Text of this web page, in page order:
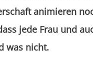
animieren
jede Frau und
was nicht.